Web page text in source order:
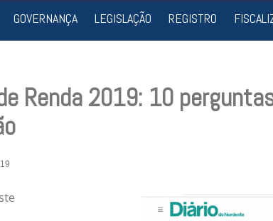
GOVERNANÇA LEGISLAÇÃO REGISTRO
Renda 2019: 10